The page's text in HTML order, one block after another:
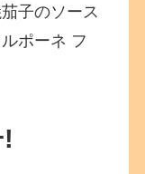
子のソース
ポーネ フ